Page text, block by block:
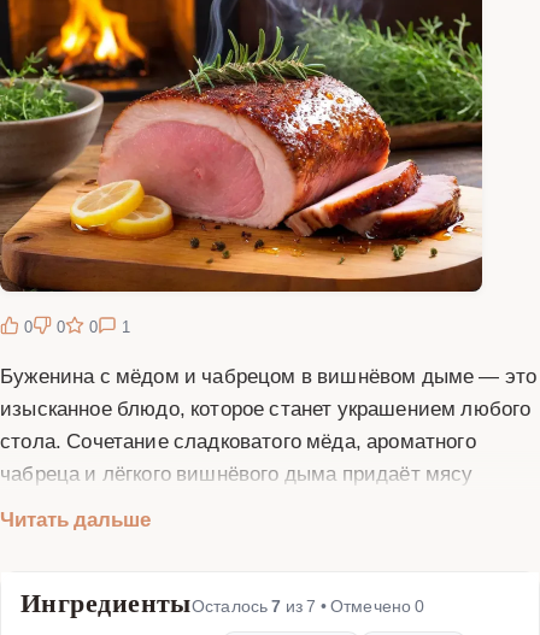
0 0 0 1
Буженина с мёдом и чабрецом в вишнёвом дыме — это
изысканное блюдо, которое станет украшением любого
стола. Сочетание сладковатого мёда, ароматного
чабреца и лёгкого вишнёвого дыма придаёт мясу
приготовленная по этому рецепту, получается сочной,
для праздничных застолий, семейных ужинов или
Читать дальше
ИнгредиентыОсталось7 из7 • Отмечено0